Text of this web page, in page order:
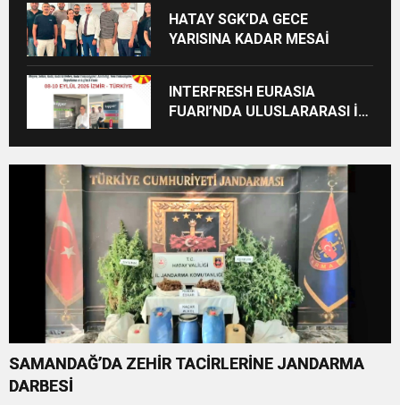
HATAY SGK’DA GECE
YARISINA KADAR MESAİ
INTERFRESH EURASIA
FUARI’NDA ULUSLARARASI İŞ
BAŞLADI
SAMANDAĞ’DA ZEHİR TACİRLERİNE JANDARMA
DARBESİ